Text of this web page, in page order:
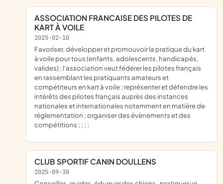
ASSOCIATION FRANCAISE DES PILOTES DE
KART À VOILE
2025-02-10
favoriser, développer et promouvoir la pratique du kart
à voile pour tous (enfants, adolescents, handicapés,
valides) ; l'association veut fédérer les pilotes français
en rassemblant les pratiquants amateurs et
compétiteurs en kart à voile ; représenter et défendre les
intérêts des pilotes français auprès des instances
nationales et internationales notamment en matière de
réglementation ; organiser des évènements et des
compétitions ; ; ; ;
CLUB SPORTIF CANIN DOULLENS
2025-09-30